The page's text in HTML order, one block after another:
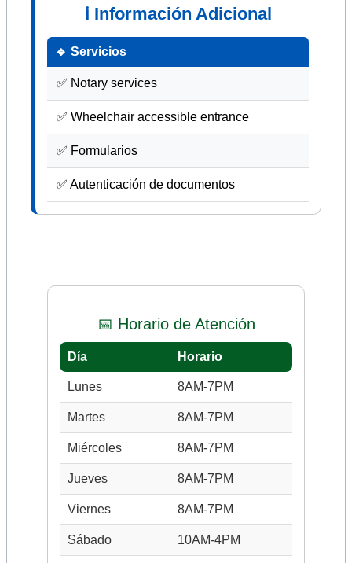
ℹ Información Adicional
🔹 Servicios
✅ Notary services
✅ Wheelchair accessible entrance
✅ Formularios
✅ Autenticación de documentos
📅 Horario de Atención
Día Horario
Lunes 8AM-7PM
Martes 8AM-7PM
Miércoles 8AM-7PM
Jueves 8AM-7PM
Viernes 8AM-7PM
Sábado 10AM-4PM